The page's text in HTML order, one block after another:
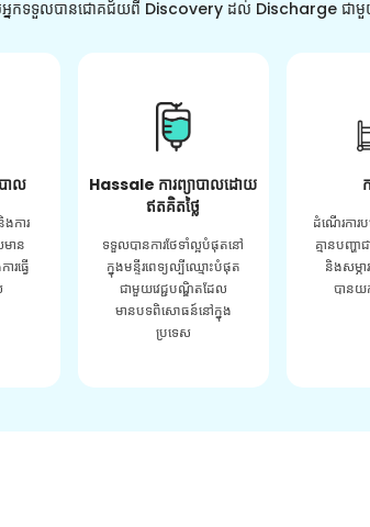
បស់អ្នកទទួលបានជោគជ័យពី Discovery ដល់ Discharge ជ
បាល
ការ
ាន
រធ្វើ
Hassale ការព្យាបាលដោយ
ឥតគិតថ្លៃ
ទទួលបានការថែទាំល្អបំផុតនៅ
ក្នុងមន្ទីរពេទ្យល្បីឈ្មោះបំផុត
ជាមួយវេជ្ជបណ្ឌិតដែល
មានបទពិសោធន៍នៅក្នុង
ប្រទេស
ដំណើរកា
គ្មានបញ្ហ
និងសម្ភា
បានយ